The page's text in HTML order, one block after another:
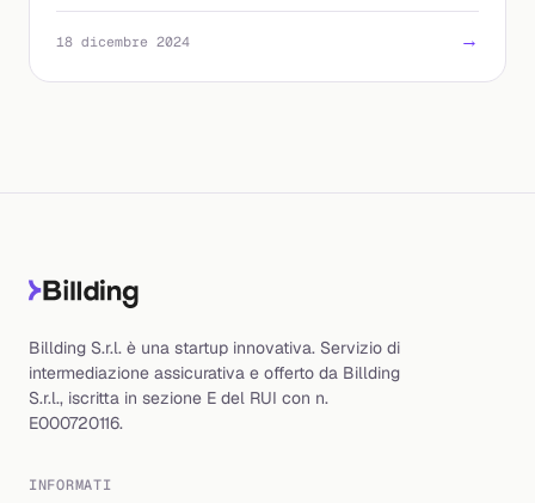
18 dicembre 2024 →
Billding S.r.l. è una startup innovativa. Servizio di
intermediazione assicurativa e offerto da Billding
S.r.l., iscritta in sezione E del RUI con n.
E000720116.
INFORMATI